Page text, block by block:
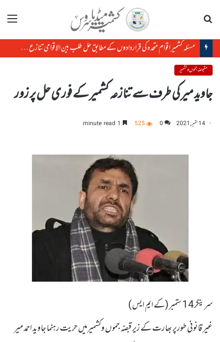
مینو
مسئلہ کشمیر اقوام متحدہ کی قراردادوں کے مطابق حل طلب بین الاقوامی تنازع ہے، حافظ حفیظ الرحمن
مقبوضہ جموں و کشمیر
جاوید میر کی طرف سے تنازعہ کشمیر کے فوری حل پر زور
14 ستمبر, 2021 0
525
سرینگر14 ستمبر (کے ایم ایس )
غیر قانونی طورپر بھارت کے زیر قبضہ جموں وکشمیرمیں حریت رہنما جاوید احمد میر